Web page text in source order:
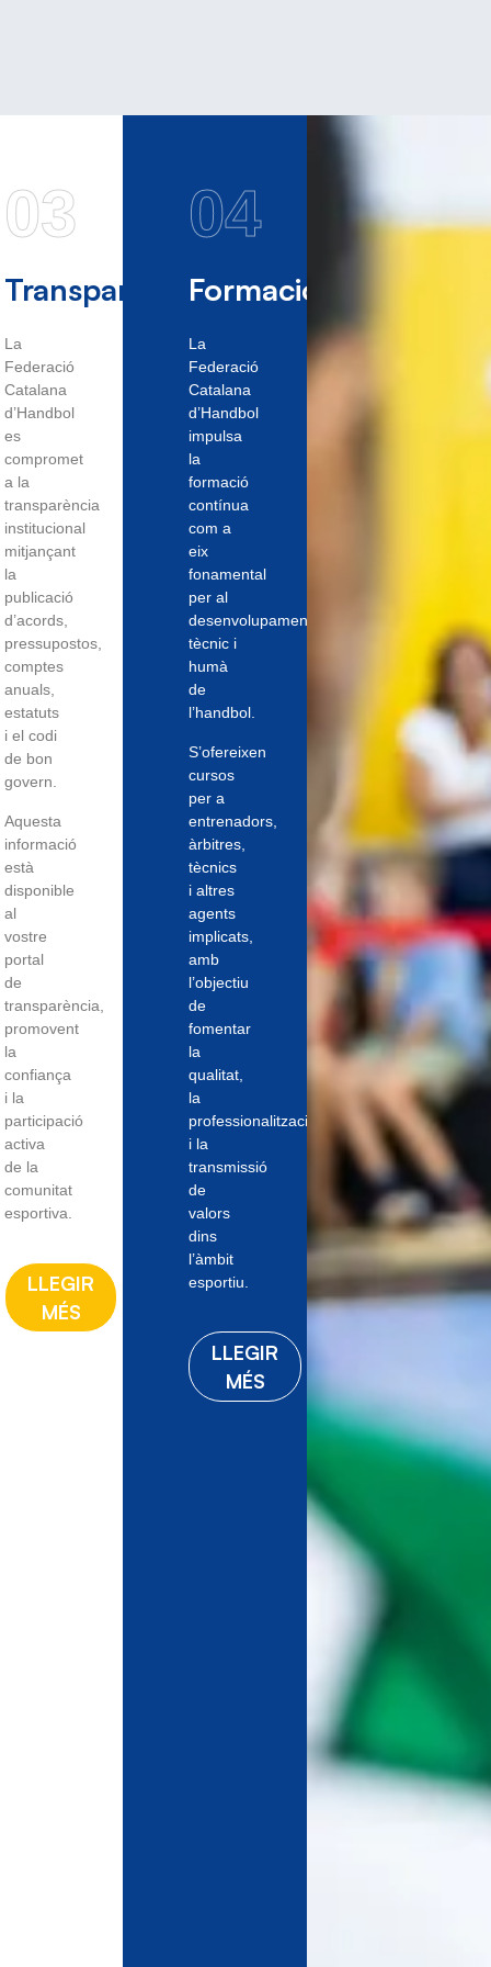
03
Transparència
La
Federació
Catalana
d’Handbol
es
compromet
a la
transparència
institucional
mitjançant
la
publicació
d’acords,
pressupostos,
comptes
anuals,
estatuts
i el codi
de bon
govern.
Aquesta
informació
està
disponible
al
vostre
portal
de
transparència,
promovent
la
confiança
i la
participació
activa
de la
comunitat
esportiva.
LLEGIR
MÉS
04
Formació
La
Federació
Catalana
d’Handbol
impulsa
la
formació
contínua
com a
eix
fonamental
per al
desenvolupament
tècnic i
humà
de
l’handbol.
S’ofereixen
cursos
per a
entrenadors,
àrbitres,
tècnics
i altres
agents
implicats,
amb
l’objectiu
de
fomentar
la
qualitat,
la
professionalització
i la
transmissió
de
valors
dins
l’àmbit
esportiu.
LLEGIR
MÉS